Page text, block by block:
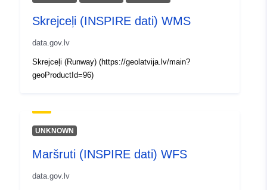
Identificatori:
uriRef:
Skrejceļi (INSPIRE dati) WMS
data.gov.lv
Skrejceļi (Runway) (https://geolatvija.lv/main?
geoProductId=96)
UNKNOWN
Maršruti (INSPIRE dati) WFS
data.gov.lv